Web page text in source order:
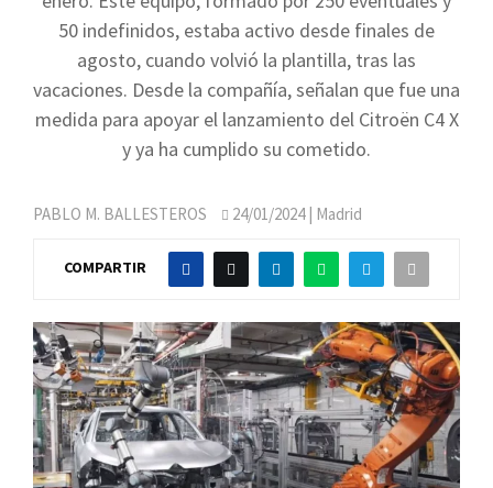
50 indefinidos, estaba activo desde finales de
agosto, cuando volvió la plantilla, tras las
vacaciones. Desde la compañía, señalan que fue una
medida para apoyar el lanzamiento del Citroën C4 X
y ya ha cumplido su cometido.
PABLO M. BALLESTEROS 24/01/2024| Madrid
COMPARTIR